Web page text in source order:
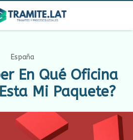
España
En Qué Oficina
Mi Paquete?